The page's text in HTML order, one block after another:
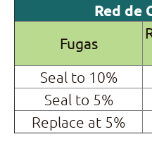
Red de
Fugas
Seal to 10%
Seal to 5%
Replace at 5%